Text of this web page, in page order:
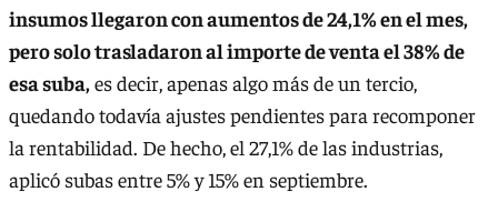
insumos llegaron con aumentos de 24,1% en el mes,
pero solo trasladaron al importe de venta el 38% de
esa suba, es decir, apenas algo más de un tercio,
quedando todavía ajustes pendientes para recomponer
la rentabilidad. De hecho, el 27,1% de las industrias,
aplicó subas entre 5% y 15% en septiembre.